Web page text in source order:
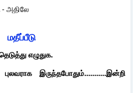
அதிலே
மதீப்பீடு
எழுதுக.
இருந்தபோதும்...........இன்றி